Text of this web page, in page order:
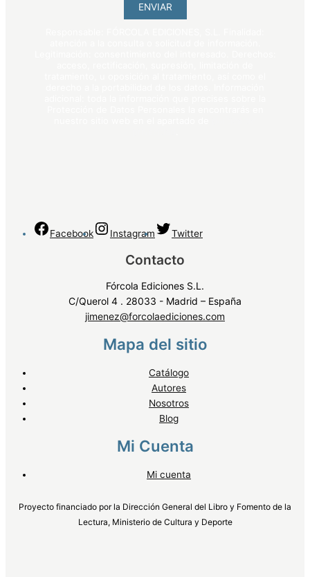
ENVIAR
Facebook Instagram Twitter
Contacto
Fórcola Ediciones S.L.
C/Querol 4 . 28033 - Madrid – España
jimenez@forcolaediciones.com
Mapa del sitio
Catálogo
Autores
Nosotros
Blog
Mi Cuenta
Mi cuenta
Proyecto financiado por la Dirección General del Libro y Fomento de la
Lectura, Ministerio de Cultura y Deporte